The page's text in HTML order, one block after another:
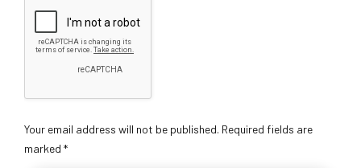
Your email address will not be published. Required fields are
marked *